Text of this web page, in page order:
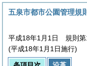
五泉市都市公園管理規
平成18年1月1日 規則第
(平成18年1月1日施行)